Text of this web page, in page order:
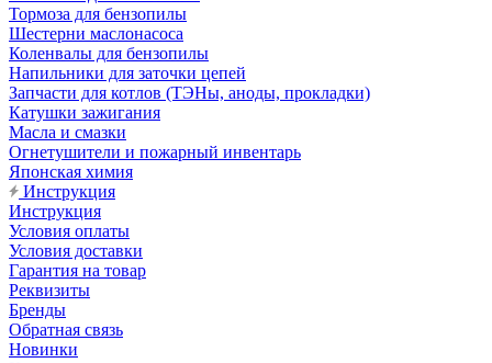
Тормоза для бензопилы
Шестерни маслонасоса
Коленвалы для бензопилы
Напильники для заточки цепей
Запчасти для котлов (ТЭНы, аноды, прокладки)
Катушки зажигания
Масла и смазки
Огнетушители и пожарный инвентарь
Японская химия
Инструкция
Инструкция
Условия оплаты
Условия доставки
Гарантия на товар
Реквизиты
Бренды
Обратная связь
Новинки